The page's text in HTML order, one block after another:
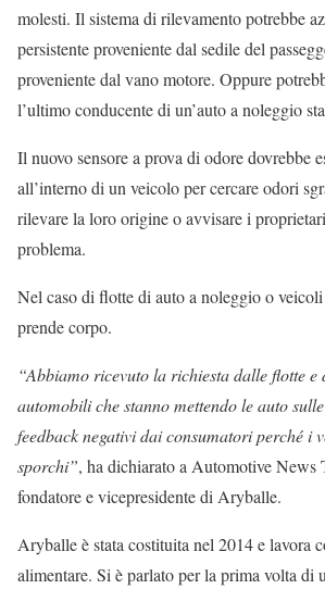
molesti. Il sistema di rilevamento potrebbe
persistente proveniente dal sedile del
proveniente dal vano motore. Oppure
l’ultimo conducente di un’auto a noleggio
Il nuovo sensore a prova di odore dovrebbe
all’interno di un veicolo per cercare odori
rilevare la loro origine o avvisare i
problema.
Nel caso di flotte di auto a noleggio o
prende corpo.
“Abbiamo ricevuto la richiesta dalle flotte
automobili che stanno mettendo le auto
feedback negativi dai consumatori perché i
sporchi”, ha dichiarato a Automotive News
fondatore e vicepresidente di Aryballe.
Aryballe è stata costituita nel 2014 e lavora
alimentare. Si è parlato per la prima volta di